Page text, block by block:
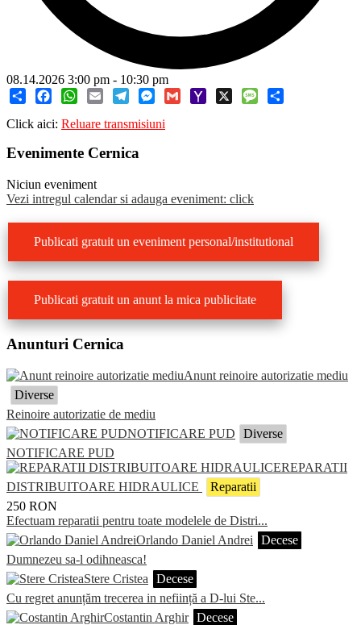
08.14.2026 3:00 pm - 10:30 pm
Click aici: Reluare transmisiuni
Evenimente Cernica
Niciun eveniment
Vezi intregul calendar si adauga eveniment: click
Publicati gratuit un eveniment personal/institutional
Publicati gratuit un anunt la mica publicitate
Anunturi Cernica
Anunt reinoire autorizatie mediu
Diverse
Reinoire autorizatie de mediu
NOTIFICARE PUD
Diverse
NOTIFICARE PUD
REPARATII
DISTRIBUITOARE HIDRAULICE
Reparatii
250 RON
Efectuam reparatii pentru toate modelele de Distri...
Orlando Daniel Andrei
Decese
Dumnezeu sa-l odihneasca!
Stere Cristea
Decese
Cu regret anunțăm trecerea in neființă a D-lui Ste...
Costantin Arghir Decese